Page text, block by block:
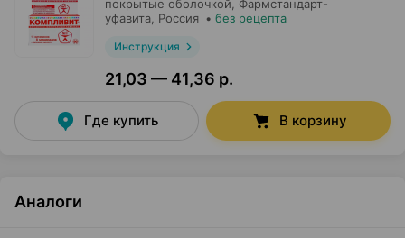
покрытые оболочкой, Фармстандарт-
уфавита, Россия • без рецепта
Инструкция
21,03 — 41,36 р.
Где купить В корзину
Аналоги